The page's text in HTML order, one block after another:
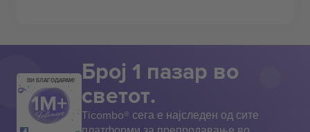
ВИ БЛАГОДАРАМ! Број 1 пазар во
светот.
Ticombo® сега е најследен од сите